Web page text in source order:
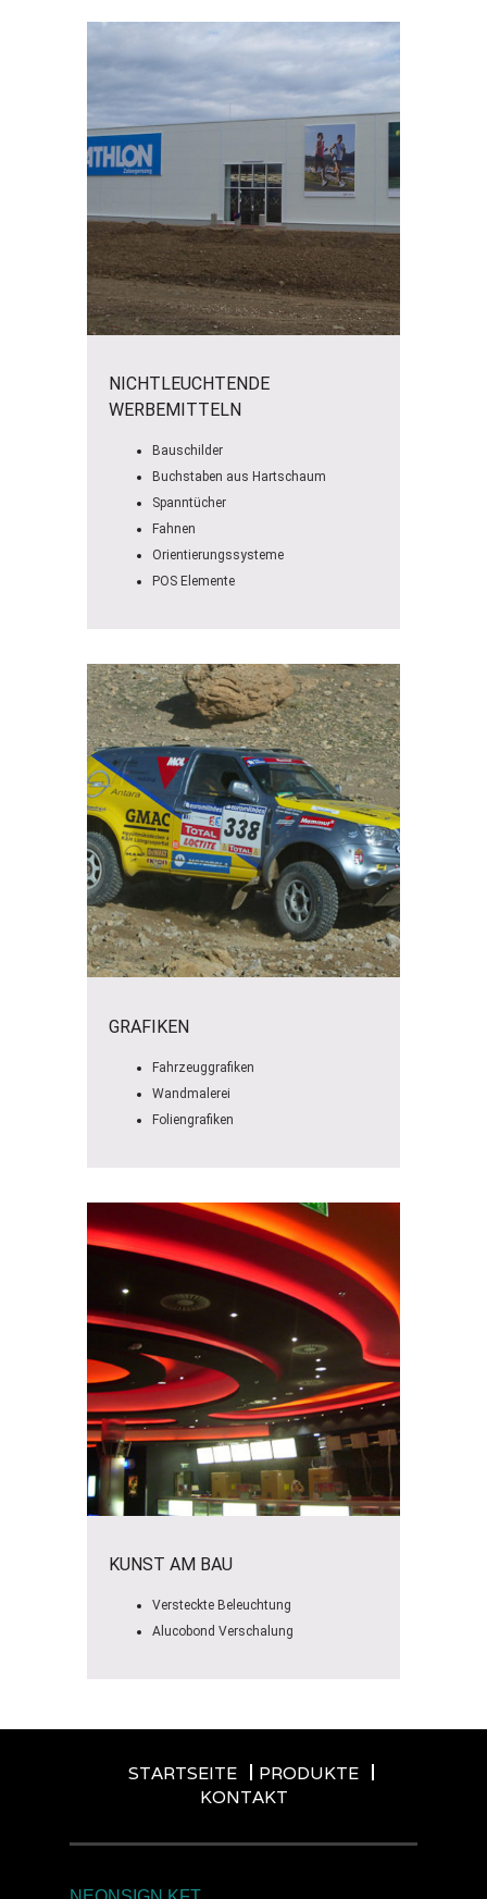
NICHTLEUCHTENDE
WERBEMITTELN
Bauschilder
Buchstaben aus Hartschaum
Spanntücher
Fahnen
Orientierungssysteme
POS Elemente
GRAFIKEN
Fahrzeuggrafiken
Wandmalerei
Foliengrafiken
KUNST AM BAU
Versteckte Beleuchtung
Alucobond Verschalung
STARTSEITE
PRODUKTE
KONTAKT